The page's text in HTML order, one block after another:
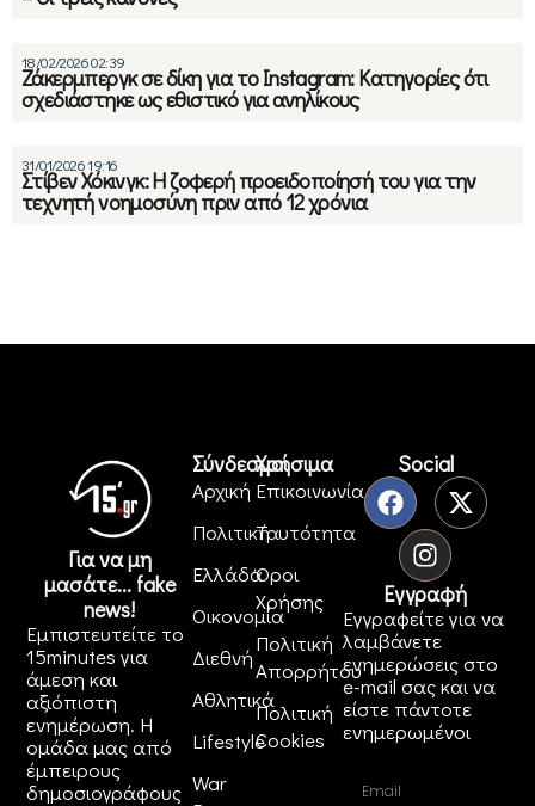
18/02/2026 02:39
Ζάκερμπεργκ σε δίκη για το Instagram: Κατηγορίες ότι
σχεδιάστηκε ως εθιστικό για ανηλίκους
31/01/2026 19:16
Στίβεν Χόκινγκ: Η ζοφερή προειδοποίησή του για την
τεχνητή νοημοσύνη πριν από 12 χρόνια
Για να μη
μασάτε... fake
news!
Εμπιστευτείτε το
15minutes για
άμεση και
αξιόπιστη
ενημέρωση. Η
ομάδα μας από
έμπειρους
δημοσιογράφους
Σύνδεσμοι
Αρχική
Πολιτική
Ελλάδα
Οικονομία
Διεθνή
Αθλητικά
Lifestyle
War
Χρήσιμα
Επικοινωνία
Ταυτότητα
Όροι
Χρήσης
Πολιτική
Απορρήτου
Πολιτική
Cookies
Social
Εγγραφή
Εγγραφείτε για να
λαμβάνετε
ενημερώσεις στο
e-mail σας και να
είστε πάντοτε
ενημερωμένοι